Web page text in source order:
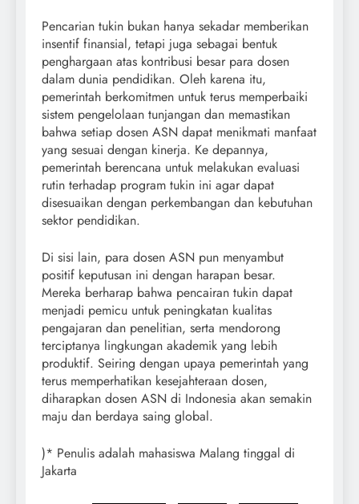
Pencarian tukin bukan hanya sekadar memberikan
insentif finansial, tetapi juga sebagai bentuk
penghargaan atas kontribusi besar para dosen
dalam dunia pendidikan. Oleh karena itu,
pemerintah berkomitmen untuk terus memperbaiki
sistem pengelolaan tunjangan dan memastikan
bahwa setiap dosen ASN dapat menikmati manfaat
yang sesuai dengan kinerja. Ke depannya,
pemerintah berencana untuk melakukan evaluasi
rutin terhadap program tukin ini agar dapat
disesuaikan dengan perkembangan dan kebutuhan
sektor pendidikan.
Di sisi lain, para dosen ASN pun menyambut
positif keputusan ini dengan harapan besar.
Mereka berharap bahwa pencairan tukin dapat
menjadi pemicu untuk peningkatan kualitas
pengajaran dan penelitian, serta mendorong
terciptanya lingkungan akademik yang lebih
produktif. Seiring dengan upaya pemerintah yang
terus memperhatikan kesejahteraan dosen,
diharapkan dosen ASN di Indonesia akan semakin
maju dan berdaya saing global.
)* Penulis adalah mahasiswa Malang tinggal di
Jakarta